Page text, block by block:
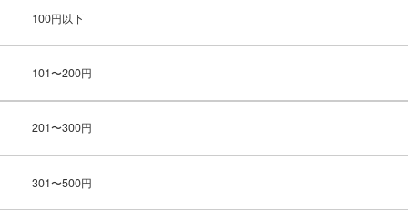
100円以下
101〜200円
201〜300円
301〜500円